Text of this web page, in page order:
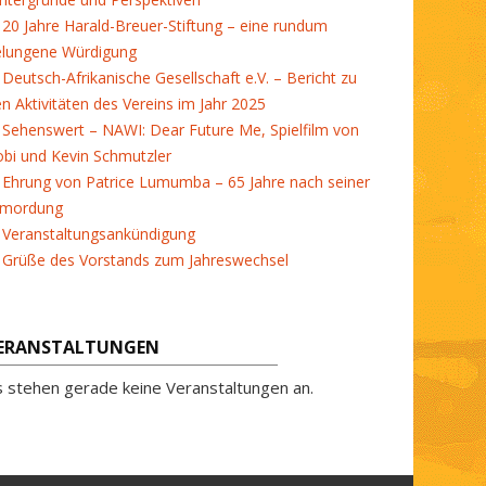
20 Jahre Harald-Breuer-Stiftung – eine rundum
Würdigung
Deutsch-Afrikanische Gesellschaft e.V. – Bericht zu
Aktivitäten des Vereins im Jahr 2025
Sehenswert – NAWI: Dear Future Me, Spielfilm von
und Kevin Schmutzler
Ehrung von Patrice Lumumba – 65 Jahre nach seiner
Veranstaltungsankündigung
Grüße des Vorstands zum Jahreswechsel
stehen gerade keine Veranstaltungen an.